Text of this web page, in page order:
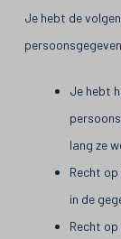
Je hebt de
Je hebt
lang ze
Recht
in de
Recht